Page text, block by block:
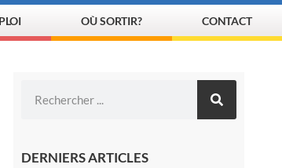
OÙ SORTIR? CONTACT
DERNIERS ARTICLES